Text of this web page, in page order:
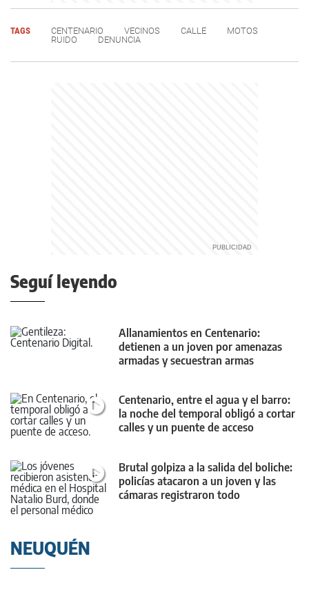
TAGS CENTENARIO VECINOS CALLE
MOTOS
RUIDO
DENUNCIA
Seguí leyendo
Allanamientos en Centenario:
detienen a un joven por amenazas
armadas y secuestran armas
Centenario, entre el agua y el barro:
la noche del temporal obligó a cortar
calles y un puente de acceso
Brutal golpiza a la salida del boliche:
policías atacaron a un joven y las
cámaras registraron todo
NEUQUÉN